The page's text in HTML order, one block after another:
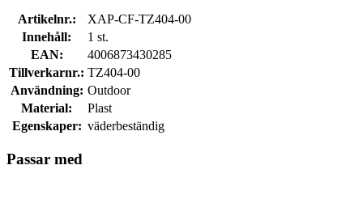
Artikelnr.:
XAP-CF-TZ404-00
Innehåll:
1 st.
EAN:
4006873430285
Tillverkarnr.: TZ404-00
Användning: Outdoor
Material:
Plast
Egenskaper: väderbeständig
Passar med